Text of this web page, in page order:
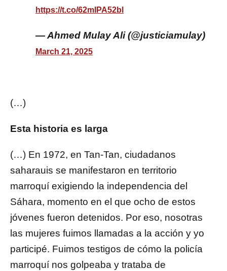
https://t.co/62mIPA52bl
— Ahmed Mulay Ali (@justiciamulay)
March 21, 2025
(…)
Esta historia es larga
(…) En 1972, en Tan-Tan, ciudadanos
saharauis se manifestaron en territorio
marroquí exigiendo la independencia del
Sáhara, momento en el que ocho de estos
jóvenes fueron detenidos. Por eso, nosotras
las mujeres fuimos llamadas a la acción y yo
participé. Fuimos testigos de cómo la policía
marroquí nos golpeaba y trataba de